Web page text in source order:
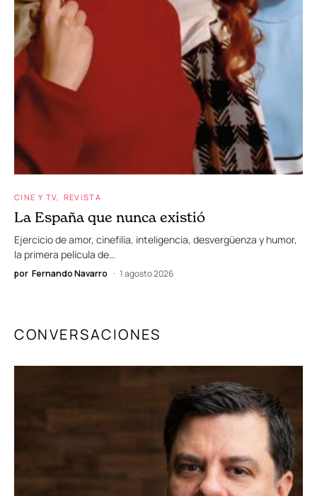
CINE Y TV REVISTA
La España que nunca existió
Ejercicio de amor, cinefilia, inteligencia, desvergüenza y humor,
la primera película de…
por Fernando Navarro 1 agosto 2026
CONVERSACIONES